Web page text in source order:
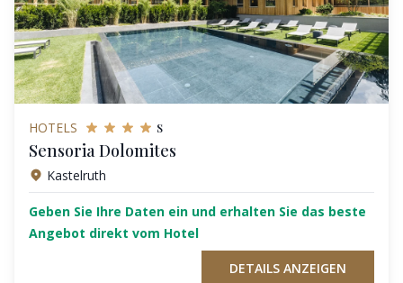
HOTELS s
Sensoria Dolomites
Kastelruth
Geben Sie Ihre Daten ein und erhalten Sie das beste
Angebot direkt vom Hotel
DETAILS ANZEIGEN